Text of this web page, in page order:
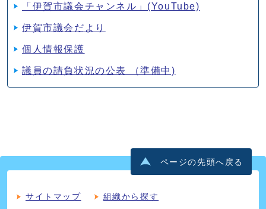
「伊賀市議会チャンネル」(YouTube)
伊賀市議会だより
個人情報保護
議員の請負状況の公表 （準備中)
ページの先頭へ戻る
サイトマップ 組織から探す